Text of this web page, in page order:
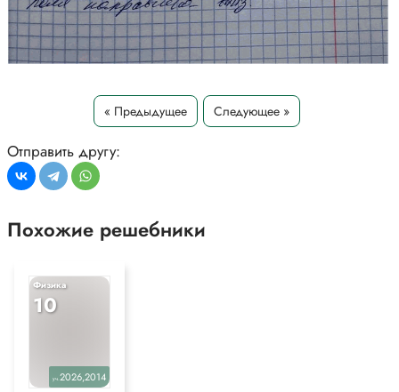
« Предыдущее Следующее »
Отправить другу:
Похожие решебники
Физика
10
уч.2026,2014